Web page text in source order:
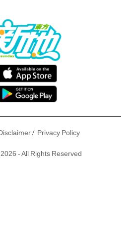
/ Privacy Policy
- All Rights Reserved